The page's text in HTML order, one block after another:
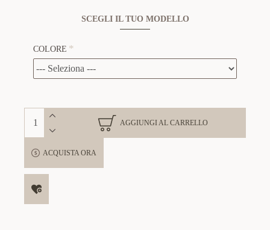
SCEGLI IL TUO MODELLO
COLORE
AGGIUNGI AL CARRELLO
ACQUISTA ORA